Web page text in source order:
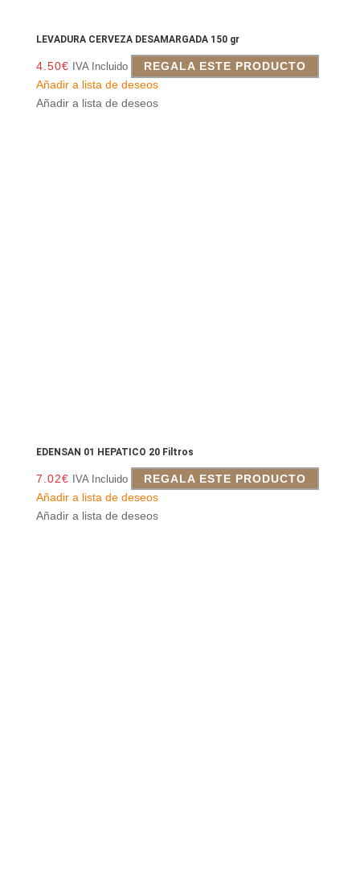
LEVADURA CERVEZA DESAMARGADA 150 gr
4.50€ IVA Incluido
REGALA ESTE PRODUCTO
Añadir a lista de deseos
Añadir a lista de deseos
EDENSAN 01 HEPATICO 20 Filtros
7.02€ IVA Incluido
REGALA ESTE PRODUCTO
Añadir a lista de deseos
Añadir a lista de deseos